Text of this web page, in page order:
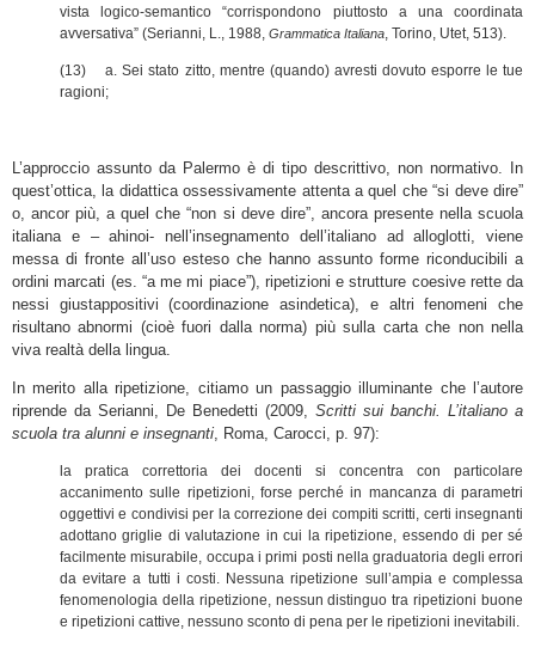
vista logico-semantico “corrispondono piuttosto a una coordinata
avversativa” (Serianni, L., 1988, Grammatica Italiana, Torino, Utet, 513).
(13) a. Sei stato zitto, mentre (quando) avresti dovuto esporre le tue
ragioni;
L’approccio assunto da Palermo è di tipo descrittivo, non normativo. In
quest’ottica, la didattica ossessivamente attenta a quel che “si deve dire”
o, ancor più, a quel che “non si deve dire”, ancora presente nella scuola
italiana e – ahinoi- nell’insegnamento dell’italiano ad alloglotti, viene
messa di fronte all’uso esteso che hanno assunto forme riconducibili a
ordini marcati (es. “a me mi piace”), ripetizioni e strutture coesive rette da
nessi giustappositivi (coordinazione asindetica), e altri fenomeni che
risultano abnormi (cioè fuori dalla norma) più sulla carta che non nella
viva realtà della lingua.
In merito alla ripetizione, citiamo un passaggio illuminante che l’autore
riprende da Serianni, De Benedetti (2009, Scritti sui banchi. L’italiano a
scuola tra alunni e insegnanti, Roma, Carocci, p. 97):
la pratica correttoria dei docenti si concentra con particolare
accanimento sulle ripetizioni, forse perché in mancanza di parametri
oggettivi e condivisi per la correzione dei compiti scritti, certi insegnanti
adottano griglie di valutazione in cui la ripetizione, essendo di per sé
facilmente misurabile, occupa i primi posti nella graduatoria degli errori
da evitare a tutti i costi. Nessuna ripetizione sull’ampia e complessa
fenomenologia della ripetizione, nessun distinguo tra ripetizioni buone
e ripetizioni cattive, nessuno sconto di pena per le ripetizioni inevitabili.